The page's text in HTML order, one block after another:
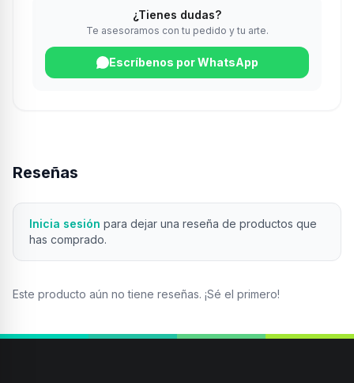
¿Tienes dudas?
Te asesoramos con tu pedido y tu arte.
Escríbenos por WhatsApp
Reseñas
Inicia sesión para dejar una reseña de productos que
has comprado.
Este producto aún no tiene reseñas. ¡Sé el primero!